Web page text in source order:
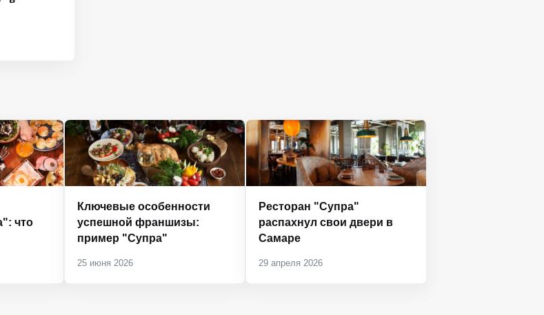
что
Ключевые особенности
успешной франшизы:
пример "Супра"
25 июня 2026
Ресторан "Супра"
распахнул свои двери в
Самаре
29 апреля 2026